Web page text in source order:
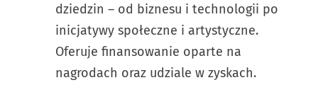
dziedzin – od biznesu i technologii po
inicjatywy społeczne i artystyczne.
Oferuje finansowanie oparte na
nagrodach oraz udziale w zyskach.